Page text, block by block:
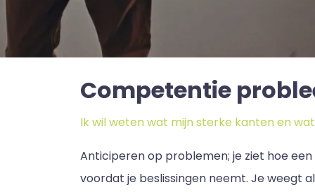
Competentie
Ik wil weten wat mijn sterke kanten en
Anticiperen op problemen; je ziet hoe
voordat je beslissingen neemt. Je weegt